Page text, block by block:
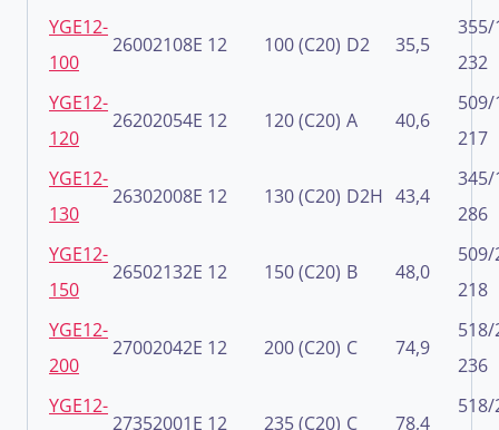
YGE12-
100
26002108E 12 100 (C20) D2 35,5
355/
232
YGE12-
120
26202054E 12 120 (C20) A 40,6
217
YGE12-
130
26302008E 12 130 (C20) D2H 43,4
345/
286
YGE12-
150
26502132E 12 150 (C20) B 48,0
218
YGE12-
200
27002042E 12 200 (C20) C 74,9
236
YGE12-
27352001E 12 235 (C20) C 78,4